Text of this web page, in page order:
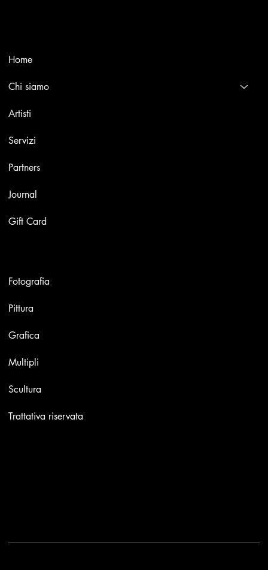
Home
Chi siamo
Artisti
Servizi
Partners
Journal
Gift Card
Fotografia
Pittura
Grafica
Multipli
Scultura
Trattativa riservata